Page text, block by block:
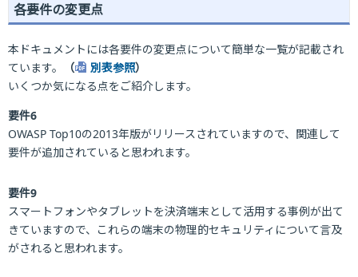
各要件の変更点
本ドキュメントには各要件の変更点について簡単な一覧が記載され
ています。
（ 別表参照）
いくつか気になる点をご紹介します。
要件6
OWASP Top10の2013年版がリリースされていますので、関連して
要件が追加されていると思われます。
要件9
スマートフォンやタブレットを決済端末として活用する事例が出て
きていますので、これらの端末の物理的セキュリティについて言及
がされると思われます。